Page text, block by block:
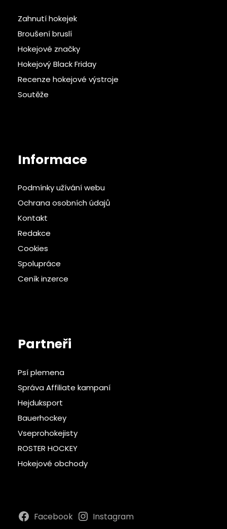
Zahnutí hokejek
Broušení bruslí
Hokejové značky
Hokejový Black Friday
Recenze hokejové výstroje
Soutěže
Informace
Podmínky užívání webu
Ochrana osobních údajů
Kontakt
Redakce
Cookies
Spolupráce
Ceník inzerce
Partneři
Psí plemena
Správa Affiliate kampaní
Hejduksport
Bauerhockey
Vseprohokejisty
ROSTER HOCKEY
Hokejové obchody
Facebook Instagram